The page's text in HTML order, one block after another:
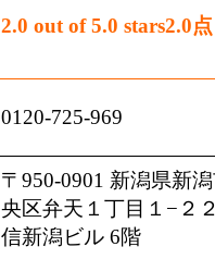
2.0 out of 5.0 stars2.0点
0120-725-969
〒950-0901 新潟県新
央区弁天１丁目１−２
信新潟ビル 6階